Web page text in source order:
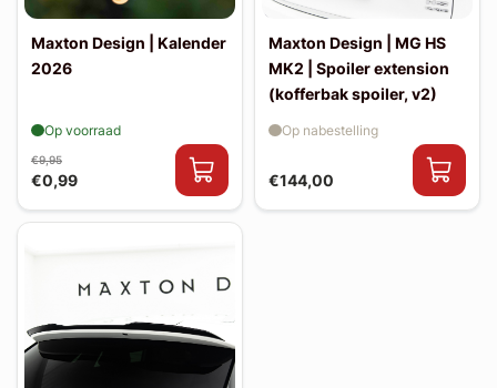
Maxton Design | Kalender
2026
€9,95
€0,99
Op voorraad
Maxton Design | MG HS
MK2 | Spoiler extension
(kofferbak spoiler, v2)
€144,00
Op nabestelling